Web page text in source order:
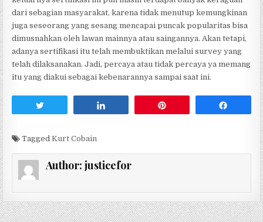
dari sebagian masyarakat, karena tidak menutup kemungkinan
juga seseorang yang sesang mencapai puncak popularitas bisa
dimusnahkan oleh lawan mainnya atau saingannya. Akan tetapi,
adanya sertifikasi itu telah membuktikan melalui survey yang
telah dilaksanakan. Jadi, percaya atau tidak percaya ya memang
itu yang diakui sebagai kebenarannya sampai saat ini.
TaggedKurt Cobain
Author: justicefor